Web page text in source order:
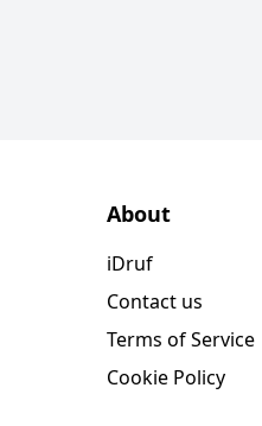
About
iDruf
Contact us
Terms of Service
Cookie Policy